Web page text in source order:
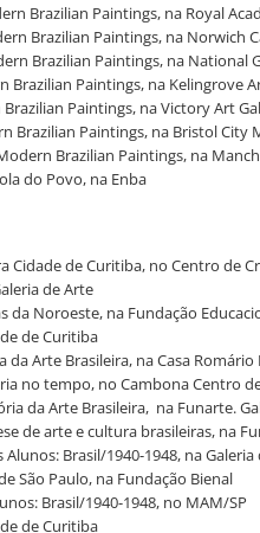
Brazilian Paintings, na Royal
Brazilian Paintings, na Norwich
Brazilian Paintings, na National
Brazilian Paintings, na Kelingrove
Paintings, na Victory Art
Brazilian Paintings, na Bristol City
Brazilian Paintings, na
do Povo, na Enba
Cidade de Curitiba, no Centro de
de Arte
da Noroeste, na Fundação
de Curitiba
da Arte Brasileira, na Casa
no tempo, no Cambona Centro
da Arte Brasileira, na Funarte.
de arte e cultura brasileiras, na
Alunos: Brasil/1940-1948, na
São Paulo, na Fundação Bienal
Brasil/1940-1948, no MAM/SP
de Curitiba